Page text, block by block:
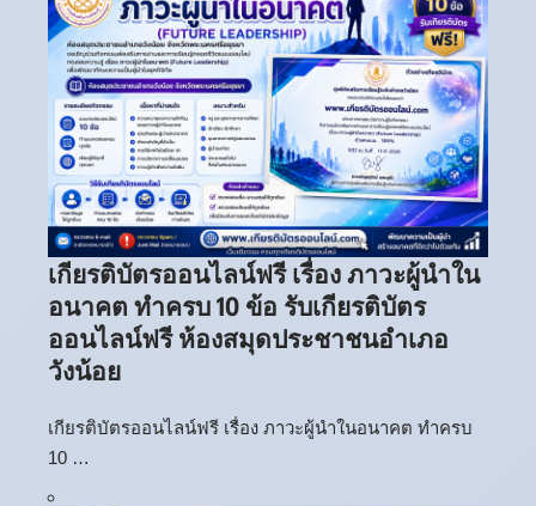
เกียรติบัตรออนไลน์ฟรี เรื่อง ภาวะผู้นำใน
อนาคต ทำครบ 10 ข้อ รับเกียรติบัตร
ออนไลน์ฟรี ห้องสมุดประชาชนอำเภอ
วังน้อย
เกียรติบัตรออนไลน์ฟรี เรื่อง ภาวะผู้นำในอนาคต ทำครบ
10 …